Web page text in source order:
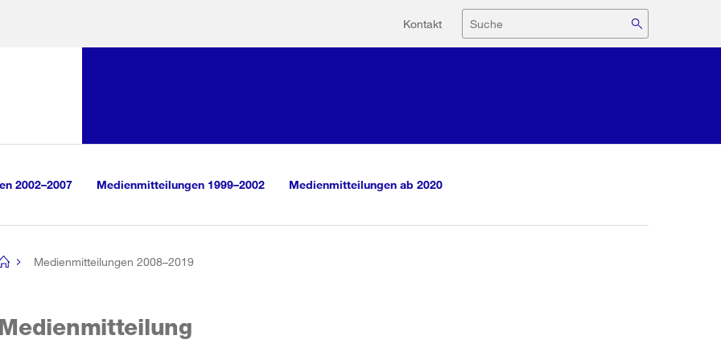
Hilfsnavigation
Kontakt Suche
2002–2007 Medienmitteilungen 1999–2002 Medienmitteilungen ab 2020
Medienmitteilungen 2008–2019